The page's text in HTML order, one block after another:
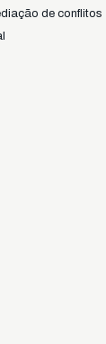
de conflitos